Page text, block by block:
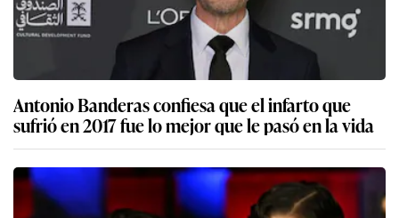
Antonio Banderas confiesa que el infarto que
sufrió en 2017 fue lo mejor que le pasó en la vida